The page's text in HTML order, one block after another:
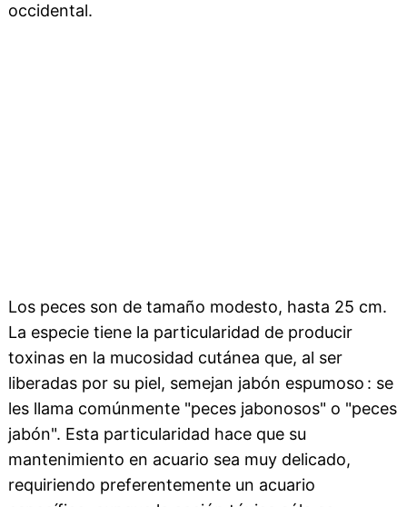
occidental.
Los peces son de tamaño modesto, hasta 25 cm.
La especie tiene la particularidad de producir
toxinas en la mucosidad cutánea que, al ser
liberadas por su piel, semejan jabón espumoso : se
les llama comúnmente "peces jabonosos" o "peces
jabón". Esta particularidad hace que su
mantenimiento en acuario sea muy delicado,
requiriendo preferentemente un acuario